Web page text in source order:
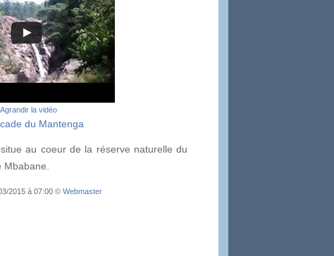
Agrandir la vidéo
du Mantenga
au coeur de la réserve naturelle du
Mbabane.
2015 à 07:00 © Webmaster